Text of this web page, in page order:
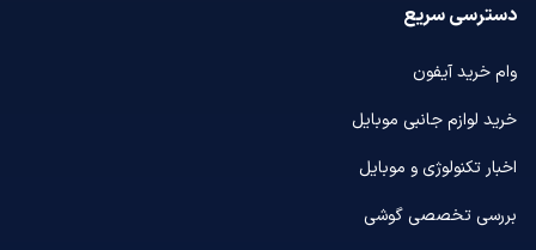
دسترسی سریع
وام خرید آیفون
خرید لوازم جانبی موبایل
اخبار تکنولوژی و موبایل
بررسی تخصصی گوشی